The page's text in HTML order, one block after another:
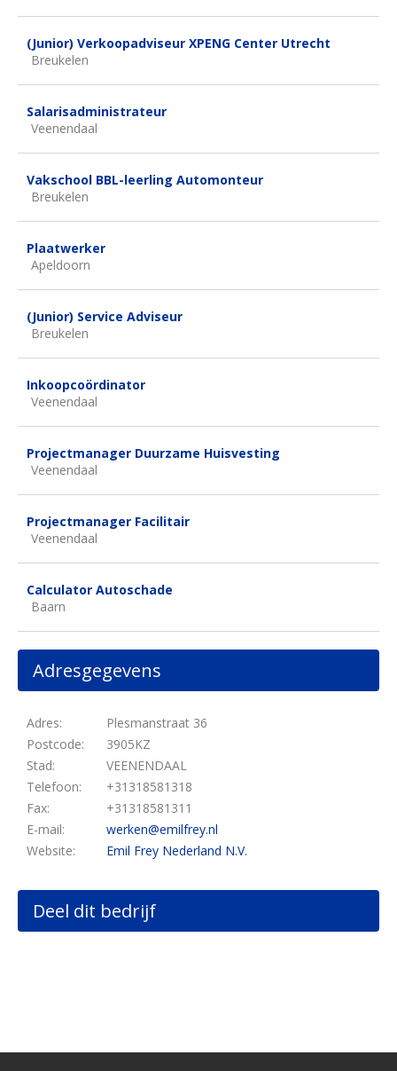
(Junior) Verkoopadviseur XPENG Center Utrecht
Breukelen
Salarisadministrateur
Veenendaal
Vakschool BBL-leerling Automonteur
Breukelen
Plaatwerker
Apeldoorn
(Junior) Service Adviseur
Breukelen
Inkoopcoördinator
Veenendaal
Projectmanager Duurzame Huisvesting
Veenendaal
Projectmanager Facilitair
Veenendaal
Calculator Autoschade
Baarn
Adresgegevens
Adres:
Plesmanstraat 36
Postcode:
3905KZ
Stad:
VEENENDAAL
Telefoon:
+31318581318
Fax:
+31318581311
E-mail:
werken@emilfrey.nl
Website:
Emil Frey Nederland N.V.
Deel dit bedrijf